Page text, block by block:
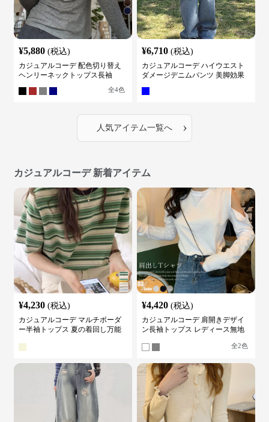
¥5,880 (税込)
カジュアルコーデ 配色切り替え
ヘンリーネックトップス長袖
全4色
¥6,710 (税込)
カジュアルコーデ ハイウエスト
ダメージデニムパンツ 美脚効果
人気アイテム一覧へ ›
カジュアルコーデ 新着アイテム
¥4,230 (税込)
カジュアルコーデ マルチボーダ
ー半袖トップス 夏の着回し万能
¥4,420 (税込)
カジュアルコーデ 肩開きデザイ
ン長袖トップス レディース無地
全2色